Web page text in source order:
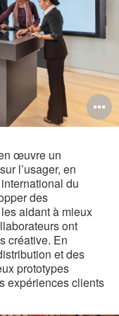
œuvre un
l’usager, en
du
des
aidant à mieux
ont
créative. En
et des
prototypes
expériences clients